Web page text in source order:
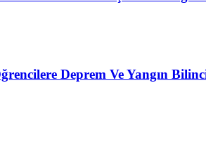
Deprem Ve Yangın